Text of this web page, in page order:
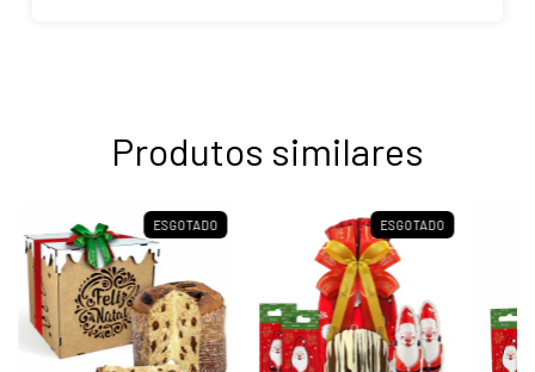
Produtos similares
ESGOTADO ESGOTADO